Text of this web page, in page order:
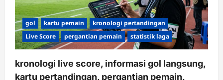
gol kartu pemain
kronologi pertandingan
Live Score
pergantian pemain statistik laga
kronologi live score, informasi gol langsung,
kartu pertandingan, pergantian pemain,